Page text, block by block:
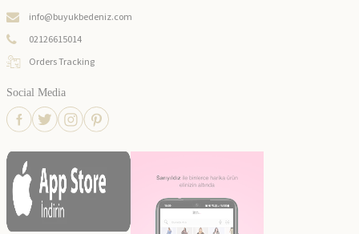
info@buyukbedeniz.com
02126615014
Orders Tracking
Social Media